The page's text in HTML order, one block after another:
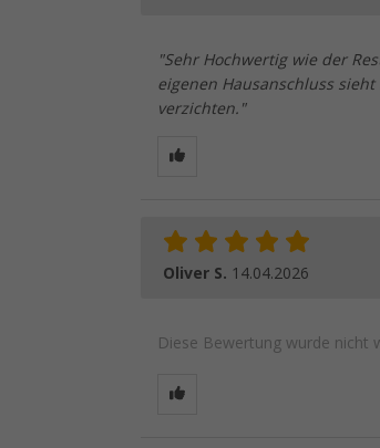
"Sehr Hochwertig wie der
eigenen Hausanschluss
verzichten."
Oliver S. 14.04.2026
Diese Bewertung wurde nicht